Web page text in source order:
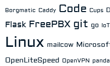
Borgmatic Caddy Code Cups
Flask FreePBX git go IoT
Linux mailcow
OpenLiteSpeed OpenVPN